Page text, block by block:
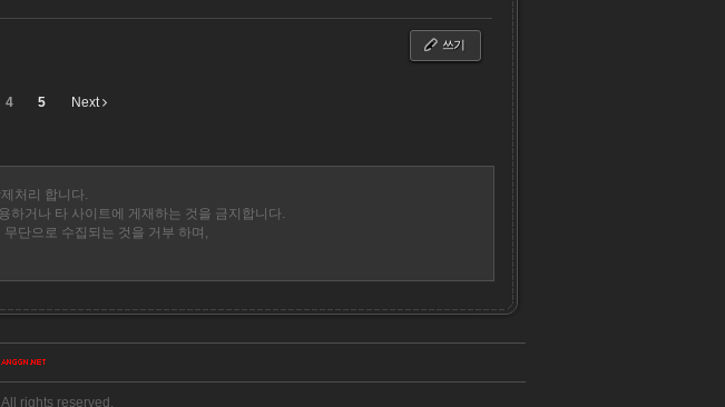
쓰기
4 5 Next
처리 합니다.
하거나 타 사이트에 게재하는 것을 금지합니다.
단으로 수집되는 것을 거부 하며,
rights reserved.